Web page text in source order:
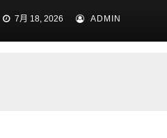
天候专线今日正式升级
7月 18, 2026 ADMIN